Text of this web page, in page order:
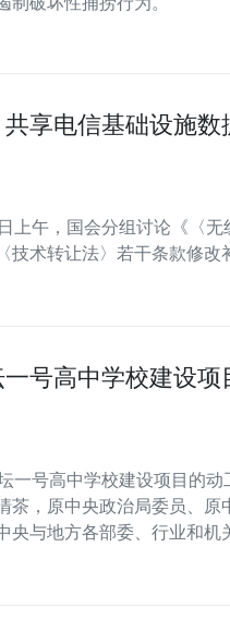
享电信基础设施数
上午，国会分组讨论《〈无
技术转让法〉若干条款修改
号高中学校建设项
一号高中学校建设项目的动
茶，原中央政治局委员、原
央与地方各部委、行业和机